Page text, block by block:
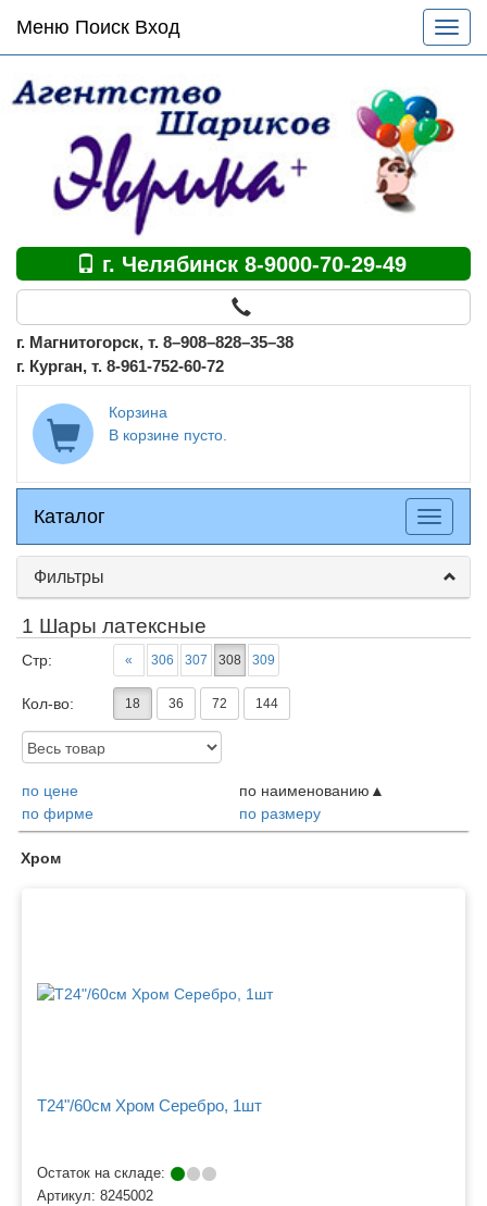
Основное
меню
по
Меню Поиск Вход
меню
г. Челябинск 8-9000-70-29-49
г. Магнитогорск, т. 8–908–828–35–38
г. Курган, т. 8-961-752-60-72
Корзина
В корзине пусто.
Каталог
Каталог
меню
Фильтры
1 Шары латексные
Стр: « 306 307 308 309
Кол-во: 18 36 72 144
Доступность:
по цене
по наименованию
по фирме
по размеру
Товары
Хром
Т24"/60см Хром Серебро, 1шт
Остаток на складе:
Артикул: 8245002